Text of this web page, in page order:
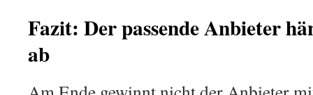
Fazit: Der passende Anbieter
ab